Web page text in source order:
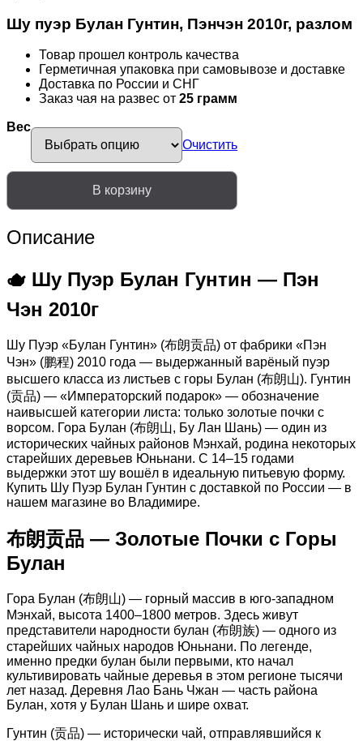
Шу пуэр Булан Гунтин, Пэнчэн 2010г, разлом
Товар прошел контроль качества
Герметичная упаковка при самовывозе и доставке
Доставка по России и СНГ
Заказ чая на развес от 25 грамм
Вес
Очистить
Количество
Шу
Булан
2010г,
В корзину
Описание
🫖 Шу Пуэр Булан Гунтин — Пэн
Чэн 2010г
Шу Пуэр «Булан Гунтин» (布朗贡品) от фабрики «Пэн
Чэн» (鹏程) 2010 года — выдержанный варёный пуэр
высшего класса из листьев с горы Булан (布朗山). Гунтин
(贡品) — «Императорский подарок» — обозначение
наивысшей категории листа: только золотые почки с
ворсом. Гора Булан (布朗山, Бу Лан Шань) — один из
исторических чайных районов Мэнхай, родина некоторых
старейших деревьев Юньнани. С 14–15 годами
выдержки этот шу вошёл в идеальную питьевую форму.
Купить Шу Пуэр Булан Гунтин с доставкой по России — в
нашем магазине во Владимире.
布朗贡品 — Золотые Почки с Горы
Булан
Гора Булан (布朗山) — горный массив в юго-западном
Мэнхай, высота 1400–1800 метров. Здесь живут
представители народности булан (布朗族) — одного из
старейших чайных народов Юньнани. По легенде,
именно предки булан были первыми, кто начал
культивировать чайные деревья в этом регионе тысячи
лет назад. Деревня Лао Бань Чжан — часть района
Булан, хотя у Булан Шань и шире охват.
Гунтин (贡品) — исторически чай, отправлявшийся к